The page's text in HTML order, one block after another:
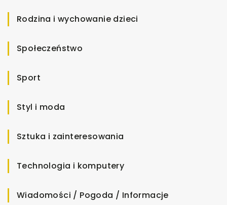
Rodzina i wychowanie dzieci
Społeczeństwo
Sport
Styl i moda
Sztuka i zainteresowania
Technologia i komputery
Wiadomości / Pogoda / Informacje